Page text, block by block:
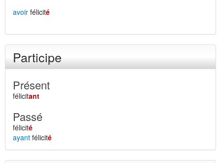
avoir félicité
Participe
Présent
félicitant
Passé
félicité
ayant félicité